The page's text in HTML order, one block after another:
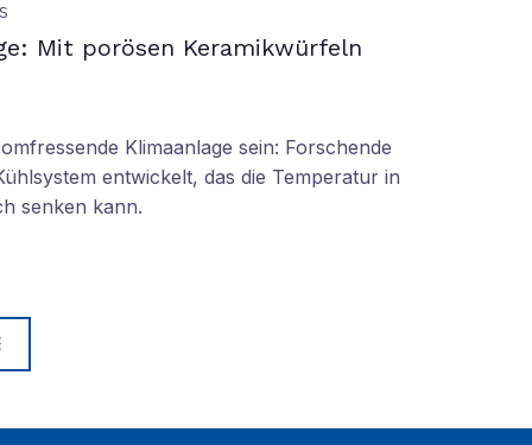
Mit porösen Keramikwürfeln
Klimaanlage sein: Forschende
entwickelt, das die Temperatur in
senken kann.